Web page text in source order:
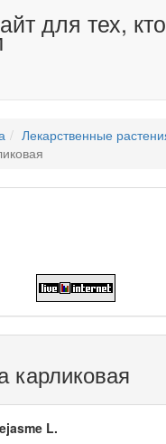
для тех,
Лекарственные
карликовая
L.